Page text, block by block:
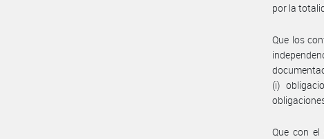
por la
Que los
(i)
Que con el